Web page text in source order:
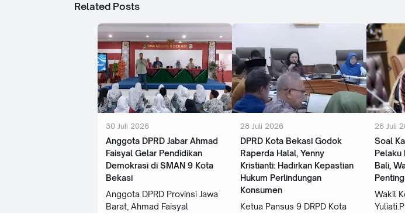
Related Posts
30 Juli 2026
‎Anggota DPRD Jabar Ahmad
Faisyal Gelar Pendidikan
Demokrasi di SMAN 9 Kota
Bekasi
Anggota DPRD Provinsi Jawa
Barat, Ahmad Faisyal
28 Juli 2026
‎DPRD Kota Bekasi Godok
Raperda Halal, Yenny
Kristianti: Hadirkan Kepastian
Hukum Perlindungan
Konsumen
Ketua Pansus 9 DRPD Kota
26 Juli
Soal
Pelaku
Bali,
Wakil